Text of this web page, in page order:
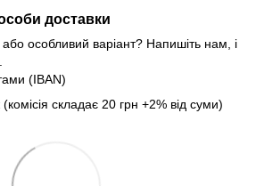
доставки
особливий варіант? Напишіть нам, і
(IBAN)
складає 20 грн +2% від суми)